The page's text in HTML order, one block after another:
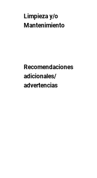
Limpieza y/o
Mantenimiento
Recomendaciones
adicionales/
advertencias